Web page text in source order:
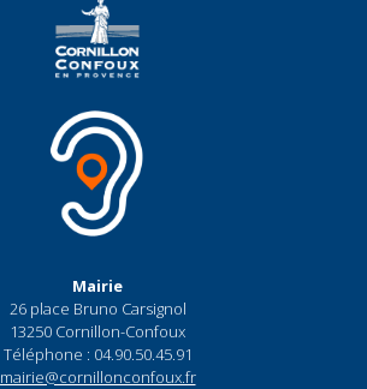
Mairie
26 place Bruno Carsignol
13250 Cornillon-Confoux
Téléphone : 04.90.50.45.91
mairie@cornillonconfoux.fr